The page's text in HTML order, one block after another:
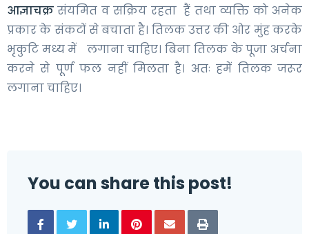
आज्ञाचक्र संयमित व सक्रिय रहता हैं तथा व्यक्ति को अनेक
प्रकार के संकटों से बचाता है। तिलक उत्तर की ओर मुंह करके
भृकुटि मध्य में लगाना चाहिए। बिना तिलक के पूजा अर्चना
करने से पूर्ण फल नहीं मिलता है। अतः हमें तिलक जरूर
लगाना चाहिए।
You can share this post!